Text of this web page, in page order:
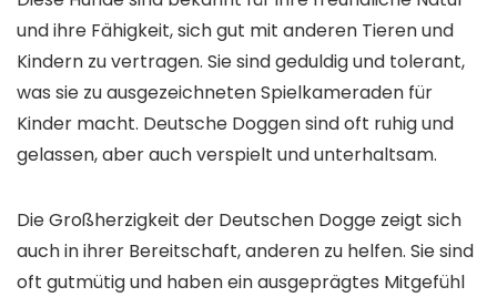
und ihre Fähigkeit, sich gut mit anderen Tieren und
Kindern zu vertragen. Sie sind geduldig und tolerant,
was sie zu ausgezeichneten Spielkameraden für
Kinder macht. Deutsche Doggen sind oft ruhig und
gelassen, aber auch verspielt und unterhaltsam.
Die Großherzigkeit der Deutschen Dogge zeigt sich
auch in ihrer Bereitschaft, anderen zu helfen. Sie sind
oft gutmütig und haben ein ausgeprägtes Mitgefühl